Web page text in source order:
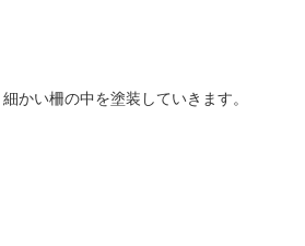
かい柵の中を塗装していきます。